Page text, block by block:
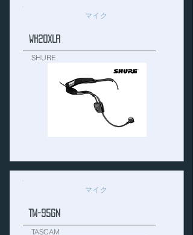
マイク
WH20XLR
SHURE
マイク
TM-95GN
TASCAM